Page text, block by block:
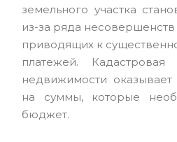
земельного участка
из-за ряда несовершенств
приводящих к
платежей. Кадастровая
недвижимости
на суммы, которые
бюджет.